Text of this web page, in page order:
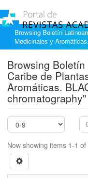
Browsing Boletín
Medicinales y
Browsing
Caribe de
Aromáticas.
chromatography"
Now showing items 1-1 of